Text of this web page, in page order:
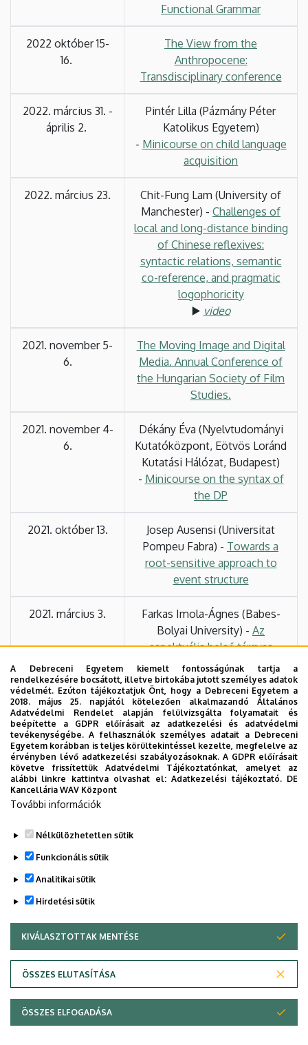
Functional Grammar
2022 október 15-
16.
The View from the
Anthropocene:
Transdisciplinary conference
2022. március 31. -
április 2.
Pintér Lilla (Pázmány Péter
Katolikus Egyetem)
- Minicourse on child language
acquisition
2022. március 23.
Chit-Fung Lam (University of
Manchester) - Challenges of
local and long-distance binding
of Chinese reflexives:
syntactic relations, semantic
co-reference, and pragmatic
logophoricity
▶️ video
2021. november 5-
6.
The Moving Image and Digital
Media. Annual Conference of
the Hungarian Society of Film
Studies.
2021. november 4-
6.
Dékány Éva (Nyelvtudományi
Kutatóközpont, Eötvös Loránd
Kutatási Hálózat, Budapest)
- Minicourse on the syntax of
the DP
2021. október 13.
Josep Ausensi (Universitat
Pompeu Fabra) - Towards a
root-sensitive approach to
event structure
2021. március 3.
Farkas Imola-Ágnes (Babes-
Bolyai University) - Az
aspektuális belső tárgyas
szerkezetek szerepe a magyar
mint erős szatellit keretű nyelv
osztályozásában
▶️ video(Hungarian)
2021. február 17.
Pethő Gergely (P.A.G.-Studium
Bt.) -A kétnyelvű disztribúciós
szemantika mint a fordítási
Legutóbbi frissítés: 2025. 11. 12. 12:27
Adatvédelem
Szerzői jog © 2026 Unideb
A Debreceni Egyetem kiemelt fontosságúnak tartja a
rendelkezésére bocsátott, illetve birtokába jutott személyes adatok
védelmét. Ezúton tájékoztatjuk Önt, hogy a Debreceni Egyetem a
2018. május 25. napjától kötelezően alkalmazandó Általános
Adatvédelmi Rendelet alapján felülvizsgálta folyamatait és
beépítette a GDPR előírásait az adatkezelési és adatvédelmi
tevékenységébe. A felhasználók személyes adatait a Debreceni
Egyetem korábban is teljes körültekintéssel kezelte, megfelelve az
érvényben lévő adatkezelési szabályozásoknak. A GDPR előírásait
követve frissítettük Adatvédelmi Tájékoztatónkat, amelyet az
alábbi linkre kattintva olvashat el:Adatkezelési tájékoztató. DE
Kancellária WAV Központ
További információk
Nélkülözhetetlen sütik
Funkcionális sütik
Analitikai sütik
Hirdetési sütik
KIVÁLASZTOTTAK MENTÉSE
ÖSSZES ELUTASÍTÁSA
WITHDRAW CONSENT
ÖSSZES ELFOGADÁSA